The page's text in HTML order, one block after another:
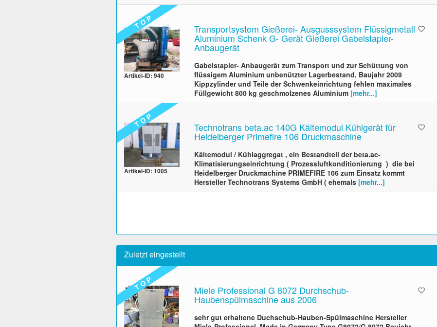
T O P
Artikel-ID: 940
Transportsystem Gießerei- Ausgusssystem Flüssigmetall
Aluminium Schenk G- Gerät Gießerei Gabelstapler-
Anbaugerät
Gabelstapler- Anbaugerät zum Transport und zur Schüttung von
flüssigem Aluminium unbenützter Lagerbestand, Baujahr 2009
Kippzylinder und Teile der Schwenkeinrichtung fehlen maximales
Füllgewicht 800 kg geschmolzenes Aluminium [mehr...]
T O P
Artikel-ID: 1005
Technotrans beta.ac 140G Kältemodul Kühlgerät für
Heidelberger Primefire 106 Druckmaschine
Kältemodul / Kühlaggregat , ein Bestandteil der beta.ac-
Klimatisierungseinrichtung ( Prozessluftkonditionierung ) die bei
Heidelberger Druckmachine PRIMEFIRE 106 zum Einsatz kommt
Hersteller Technotrans Systems GmbH ( ehemals [mehr...]
Zuletzt eingestellt
T O P Miele Professional G 8072 Durchschub-
Haubenspülmaschine aus 2006
sehr gut erhaltene Duchschub-Hauben-Spülmaschine Hersteller